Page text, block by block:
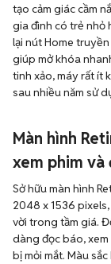
tạo cảm giác cầm
gia đình có trẻ nhỏ
lại nút Home
giúp mở khóa
tinh xảo, máy rất ít
sau nhiều năm sử
Màn hình
xem phim và
Sở hữu màn hình
2048 x 1536
vời trong tầm giá.
dàng đọc báo,
bị mỏi mắt. Màu